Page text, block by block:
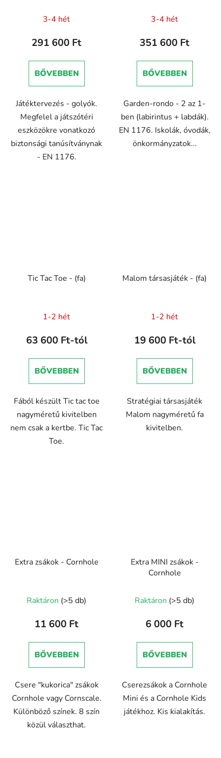
3-4 hét
291 600 Ft
BŐVEBBEN
Játéktervezés - golyók.
Megfelel a játszótéri
eszközökre vonatkozó
biztonsági tanúsítványnak
- EN 1176.
3-4 hét
351 600 Ft
BŐVEBBEN
Garden-rondo - 2 az 1-
ben (labirintus + labdák).
EN 1176. Iskolák, óvodák,
önkormányzatok...
Tic Tac Toe - (fa)
1-2 hét
63 600 Ft-tól
BŐVEBBEN
Fából készült Tic tac toe
nagyméretű kivitelben
nem csak a kertbe. Tic Tac
Toe.
Malom társasjáték - (fa)
1-2 hét
19 600 Ft-tól
BŐVEBBEN
Stratégiai társasjáték
Malom nagyméretű fa
kivitelben.
Extra zsákok - Cornhole
Raktáron (>5 db)
11 600 Ft
BŐVEBBEN
Csere "kukorica" zsákok
Cornhole vagy Cornscale.
Különböző színek. 8 szín
közül választhat.
Extra MINI zsákok -
Cornhole
Raktáron (>5 db)
6 000 Ft
BŐVEBBEN
Cserezsákok a Cornhole
Mini és a Cornhole Kids
játékhoz. Kis kialakítás.